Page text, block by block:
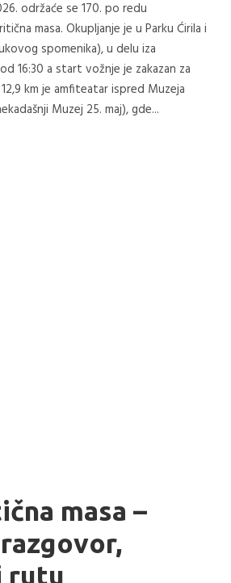
održaće se 170. po redu
masa. Okupljanje je u Parku Ćirila i
spomenika), u delu iza
16:30 a start vožnje je zakazan za
km je amfiteatar ispred Muzeja
Muzej 25. maj), gde...
masa –
rutu